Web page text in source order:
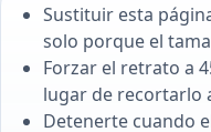
Sustituir esta
solo porque el
Forzar el retrato a
lugar de recortarlo
Detenerte cuando